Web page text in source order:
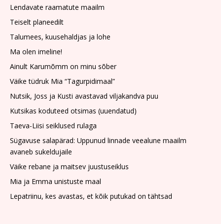
Lendavate raamatute maailm
Teiselt planeedilt
Talumees, kuusehaldjas ja lohe
Ma olen imeline!
Ainult Karumõmm on minu sõber
Väike tüdruk Mia “Tagurpidimaal”
Nutsik, Joss ja Kusti avastavad viljakandva puu
Kutsikas koduteed otsimas (uuendatud)
Taeva-Liisi seiklused rulaga
Sügavuse salapärad: Uppunud linnade veealune maailm
avaneb sukeldujaile
Väike rebane ja maitsev juustuseiklus
Mia ja Emma unistuste maal
Lepatriinu, kes avastas, et kõik putukad on tähtsad